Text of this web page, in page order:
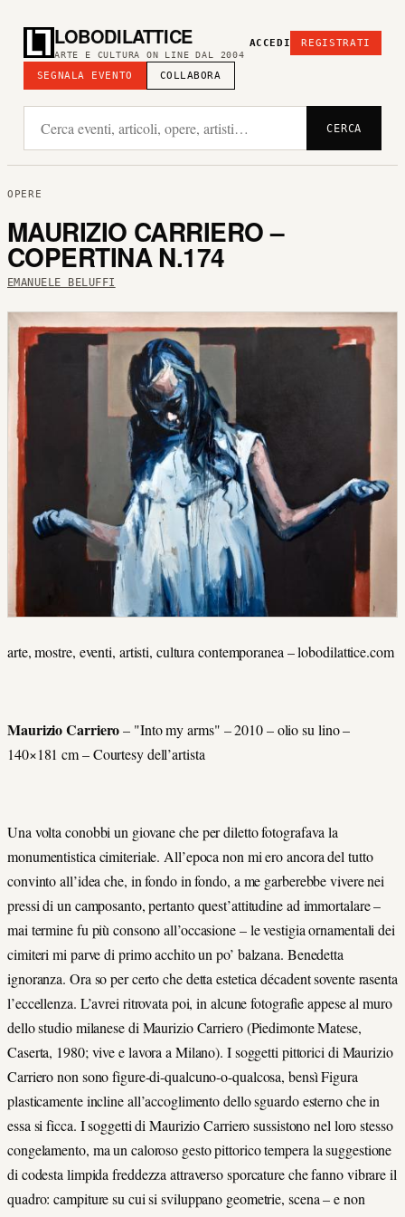
LOBODILATTICE
ARTE E CULTURA ON LINE DAL 2004
SEGNALA EVENTO COLLABORA
ACCEDI REGISTRATI
CERCA
OPERE
MAURIZIO CARRIERO –
COPERTINA N.174
EMANUELE BELUFFI
arte, mostre, eventi, artisti, cultura contemporanea – lobodilattice.com
Maurizio Carriero– "Into my arms" – 2010 – olio su lino –
140×181 cm – Courtesy dell’artista
Una volta conobbi un giovane che per diletto fotografava la
monumentistica cimiteriale. All’epoca non mi ero ancora del tutto
convinto all’idea che, in fondo in fondo, a me garberebbe vivere nei
pressi di un camposanto, pertanto quest’attitudine ad immortalare –
mai termine fu più consono all’occasione – le vestigia ornamentali dei
cimiteri mi parve di primo acchito un po’ balzana. Benedetta
ignoranza. Ora so per certo che detta estetica décadent sovente rasenta
l’eccellenza. L’avrei ritrovata poi, in alcune fotografie appese al muro
dello studio milanese di Maurizio Carriero (Piedimonte Matese,
Caserta, 1980; vive e lavora a Milano). I soggetti pittorici di Maurizio
Carriero non sono figure-di-qualcuno-o-qualcosa, bensì Figura
plasticamente incline all’accoglimento dello sguardo esterno che in
essa si ficca. I soggetti di Maurizio Carriero sussistono nel loro stesso
congelamento, ma un caloroso gesto pittorico tempera la suggestione
di codesta limpida freddezza attraverso sporcature che fanno vibrare il
quadro: campiture su cui si sviluppano geometrie, scena – e non